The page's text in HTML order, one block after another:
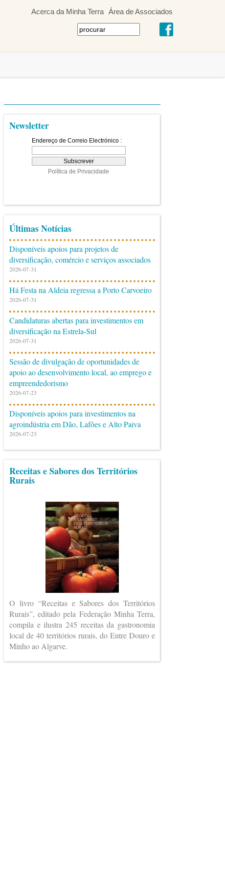
Acerca da Minha Terra Área de Associados
Newsletter
Últimas Notícias
Disponíveis apoios para projetos de
diversificação, comércio e serviços associados
2026-07-31
Há Festa na Aldeia regressa a Porto Carvoeiro
2026-07-31
Candidaturas abertas para investimentos em
diversificação na Estrela-Sul
2026-07-31
Sessão de divulgação de oportunidades de
apoio ao desenvolvimento local, ao emprego e
empreendedorismo
2026-07-23
Disponíveis apoios para investimentos na
agroindústria em Dão, Lafões e Alto Paiva
2026-07-23
Receitas e Sabores dos Territórios
Rurais
O livro “Receitas e Sabores dos Territórios
Rurais”, editado pela Federação Minha Terra,
compila e ilustra 245 receitas da gastronomia
local de 40 territórios rurais, do Entre Douro e
Minho ao Algarve.